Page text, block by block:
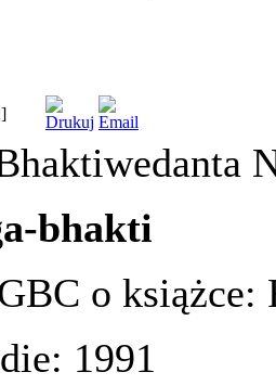
bhakti
o książce:
1991